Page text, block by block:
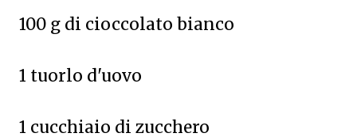
100 g di cioccolato bianco
1 tuorlo d'uovo
1 cucchiaio di zucchero